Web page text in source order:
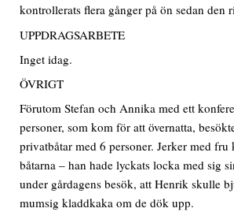
kontrollerats flera gånger på ön sedan den
UPPDRAGSARBETE
Inget idag.
ÖVRIGT
Förutom Stefan och Annika med ett
personer, som kom för att övernatta,
privatbåtar med 6 personer. Jerker med fru
båtarna – han hade lyckats locka med sig
under gårdagens besök, att Henrik skulle
mumsig kladdkaka om de dök upp.